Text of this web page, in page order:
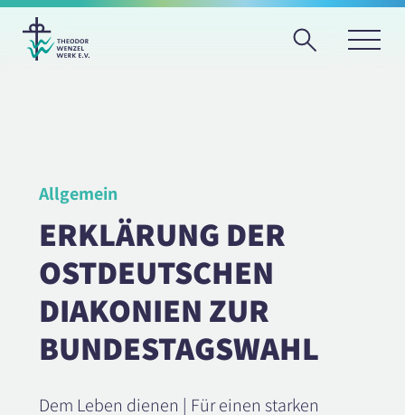
Allgemein
ERKLÄRUNG DER
OSTDEUTSCHEN
DIAKONIEN ZUR
BUNDESTAGSWAHL
Dem Leben dienen | Für einen starken